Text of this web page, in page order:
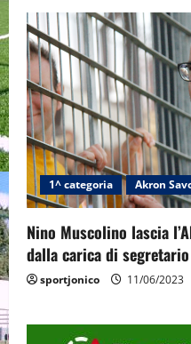
1^ categoria Akron
Nino Muscolino lascia
dalla carica di segretario
sportjonico 11/06/2023